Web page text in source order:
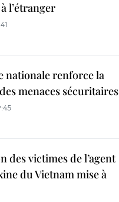
l’étranger
nationale renforce la
menaces sécuritaires
des victimes de l’agent
du Vietnam mise à